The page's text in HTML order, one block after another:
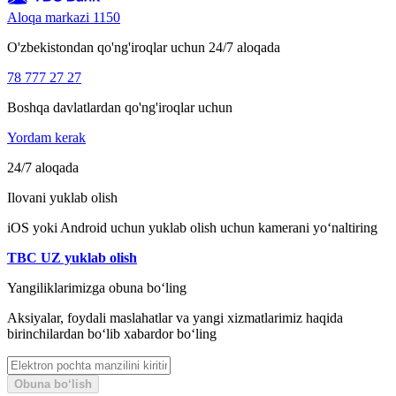
Aloqa markazi 1150
O'zbekistondan qo'ng'iroqlar uchun 24/7 aloqada
78 777 27 27
Boshqa davlatlardan qo'ng'iroqlar uchun
Yordam kerak
24/7 aloqada
Ilovani yuklab olish
iOS yoki Android uchun yuklab olish uchun kamerani yo‘naltiring
TBC UZ yuklab olish
Yangiliklarimizga obuna bo‘ling
Aksiyalar, foydali maslahatlar va yangi xizmatlarimiz haqida
birinchilardan bo‘lib xabardor bo‘ling
Obuna bo‘lish